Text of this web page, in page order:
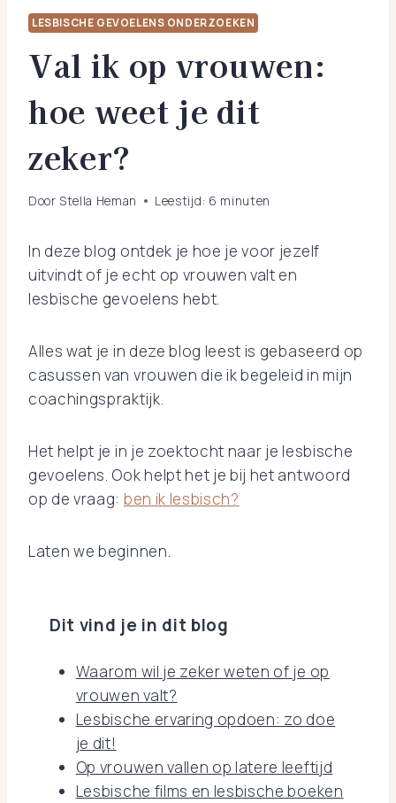
LESBISCHE GEVOELENS ONDERZOEKEN
Val ik op vrouwen:
hoe weet je dit
zeker?
Door Stella Heman Leestijd: 6 minuten
In deze blog ontdek je hoe je voor jezelf
uitvindt of je echt op vrouwen valt en
lesbische gevoelens hebt.
Alles wat je in deze blog leest is gebaseerd op
casussen van vrouwen die ik begeleid in mijn
coachingspraktijk.
Het helpt je in je zoektocht naar je lesbische
gevoelens. Ook helpt het je bij het antwoord
op de vraag: ben ik lesbisch?
Laten we beginnen.
Dit vind je in dit blog
Waarom wil je zeker weten of je op
vrouwen valt?
Lesbische ervaring opdoen: zo doe
je dit!
Op vrouwen vallen op latere leeftijd
Lesbische films en lesbische boeken